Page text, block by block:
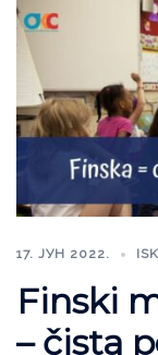
17. ЈУН 2022.
Finski
– čista